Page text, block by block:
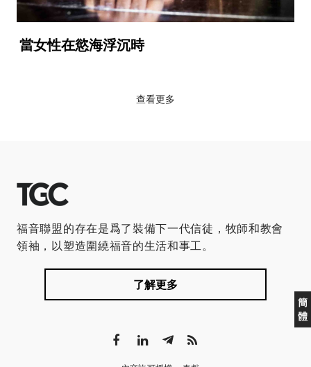
當女性在慾海浮沉時
查看更多
簡
體
福音聯盟的存在是爲了裝備下一代信徒，牧師和教會
領袖，以塑造圍繞福音的生活和事工。
了解更多